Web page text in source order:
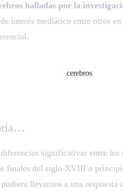
halladas por la
interés mediático entre otros
significativas entre
finales del siglo XVIII o
llevarnos a una